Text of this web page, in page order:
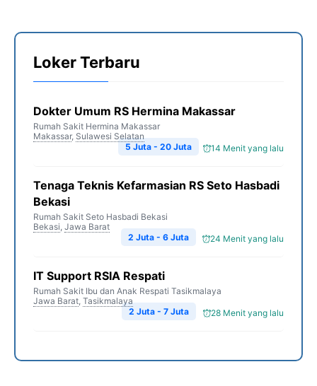
Loker Terbaru
Dokter Umum RS Hermina Makassar
Rumah Sakit Hermina Makassar
Makassar, Sulawesi Selatan
14 Menit yang lalu
5 Juta - 20 Juta
Tenaga Teknis Kefarmasian RS Seto Hasbadi
Bekasi
Rumah Sakit Seto Hasbadi Bekasi
Bekasi, Jawa Barat
24 Menit yang lalu
2 Juta - 6 Juta
IT Support RSIA Respati
Rumah Sakit Ibu dan Anak Respati Tasikmalaya
Jawa Barat, Tasikmalaya
28 Menit yang lalu
2 Juta - 7 Juta